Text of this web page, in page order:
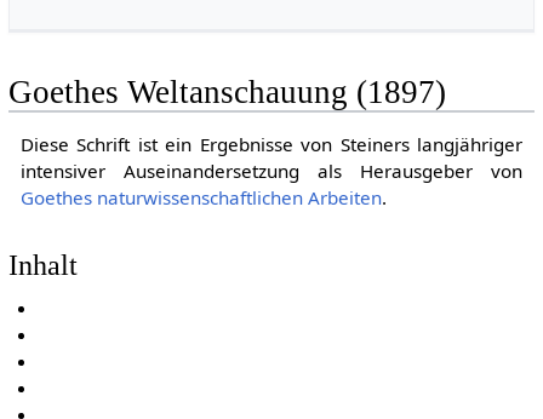
Goethes Weltanschauung (1897)
Diese Schrift ist ein Ergebnisse von Steiners langjähriger
intensiver Auseinandersetzung als Herausgeber von
Goethes naturwissenschaftlichen Arbeiten.
Inhalt